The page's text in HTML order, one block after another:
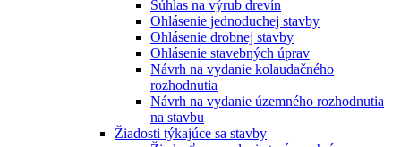
Súhlas na výrub drevín
Ohlásenie jednoduchej stavby
Ohlásenie drobnej stavby
Ohlásenie stavebných úprav
Návrh na vydanie kolaudačného
rozhodnutia
Návrh na vydanie územného rozhodnutia
na stavbu
Žiadosti týkajúce sa stavby